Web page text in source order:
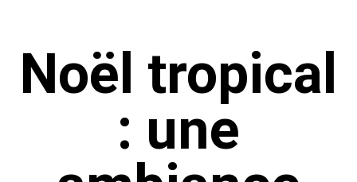
Noël tropical
: une